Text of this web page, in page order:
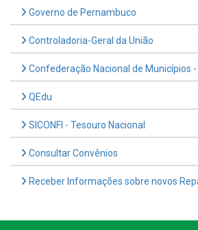
Governo de Pernambuco
Controladoria-Geral da União
Confederação Nacional de Municípios -
QEdu
SICONFI - Tesouro Nacional
Consultar Convênios
Receber Informações sobre novos